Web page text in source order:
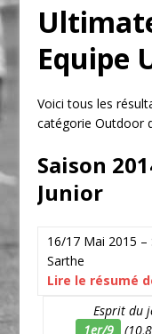
Equipe
Voici tous les
catégorie Outdoor
Saison
Junior
16/17 Mai 2015 –
Sarthe
Lire le résumé
Esprit du
1er/9